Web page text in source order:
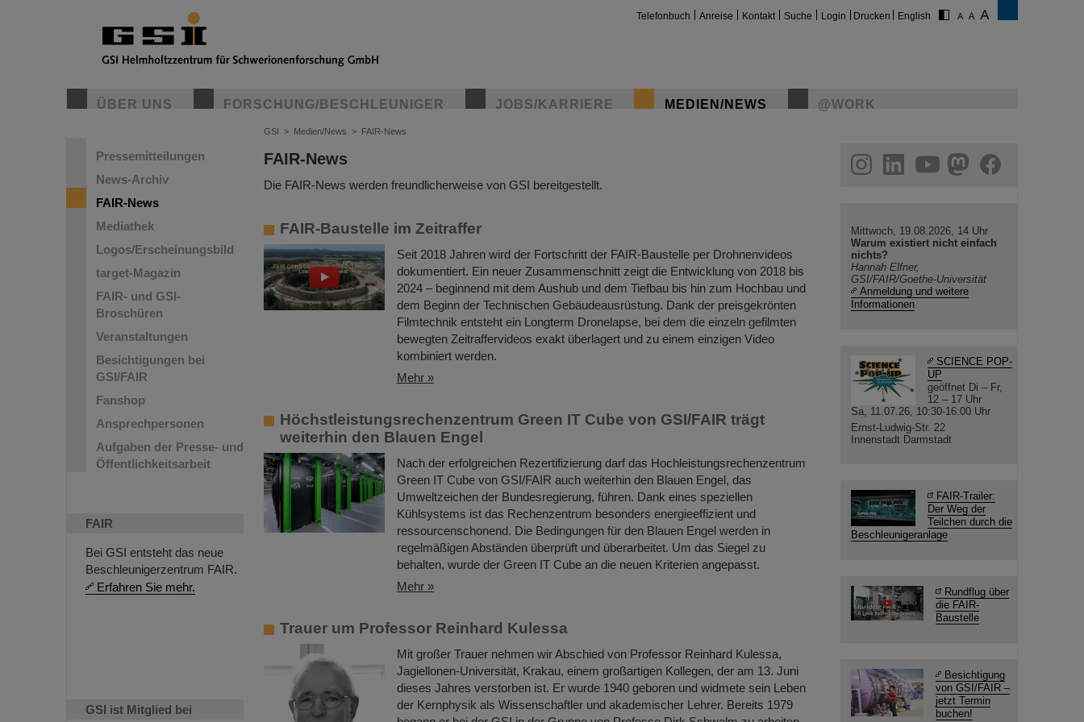
Telefonbuch Anreise Kontakt Suche Login Drucken English
ÜBER UNS FORSCHUNG/BESCHLEUNIGER JOBS/KARRIERE MEDIEN/NEWS @WORK
Pressemitteilungen
News-Archiv
FAIR-News
Mediathek
Logos/Erscheinungsbild
target-Magazin
FAIR- und GSI-
Broschüren
Veranstaltungen
Besichtigungen bei
GSI/FAIR
Fanshop
Ansprechpersonen
Aufgaben der Presse- und
Öffentlichkeitsarbeit
FAIR
Bei GSI entsteht das neue
Beschleunigerzentrum FAIR.
Erfahren Sie mehr.
GSI ist Mitglied bei
GSI > Medien/News > FAIR-News
FAIR-News
Die FAIR-News werden freundlicherweise von GSI bereitgestellt.
FAIR-Baustelle im Zeitraffer
Seit 2018 Jahren wird der Fortschritt der FAIR-Baustelle per Drohnenvideos
dokumentiert. Ein neuer Zusammenschnitt zeigt die Entwicklung von 2018 bis
2024 – beginnend mit dem Aushub und dem Tiefbau bis hin zum Hochbau und
dem Beginn der Technischen Gebäudeausrüstung. Dank der preisgekrönten
Filmtechnik entsteht ein Longterm Dronelapse, bei dem die einzeln gefilmten
bewegten Zeitraffervideos exakt überlagert und zu einem einzigen Video
kombiniert werden.
Mehr »
Höchstleistungsrechenzentrum Green IT Cube von GSI/FAIR trägt
weiterhin den Blauen Engel
Nach der erfolgreichen Rezertifizierung darf das Hochleistungsrechenzentrum
Green IT Cube von GSI/FAIR auch weiterhin den Blauen Engel, das
Umweltzeichen der Bundesregierung, führen. Dank eines speziellen
Kühlsystems ist das Rechenzentrum besonders energieeffizient und
ressourcenschonend. Die Bedingungen für den Blauen Engel werden in
regelmäßigen Abständen überprüft und überarbeitet. Um das Siegel zu
behalten, wurde der Green IT Cube an die neuen Kriterien angepasst.
Mehr »
Trauer um Professor Reinhard Kulessa
Mit großer Trauer nehmen wir Abschied von Professor Reinhard Kulessa,
Jagiellonen-Universität, Krakau, einem großartigen Kollegen, der am 13. Juni
dieses Jahres verstorben ist. Er wurde 1940 geboren und widmete sein Leben
der Kernphysik als Wissenschaftler und akademischer Lehrer. Bereits 1979
helmholtz.social
facebook
Mittwoch, 19.08.2026, 14 Uhr
Warum existiert nicht einfach
nichts?
Hannah Elfner,
GSI/FAIR/Goethe-Universität
Anmeldung und weitere
Informationen
SCIENCE POP-
UP
geöffnet Di – Fr,
12 – 17 Uhr
Sa, 11.07.26, 10:30-16:00 Uhr
Ernst-Ludwig-Str. 22
Innenstadt Darmstadt
FAIR-Trailer:
Der Weg der
Teilchen durch die
Beschleunigeranlage
Rundflug über
die FAIR-
Baustelle
Besichtigung
von GSI/FAIR –
jetzt Termin
buchen!